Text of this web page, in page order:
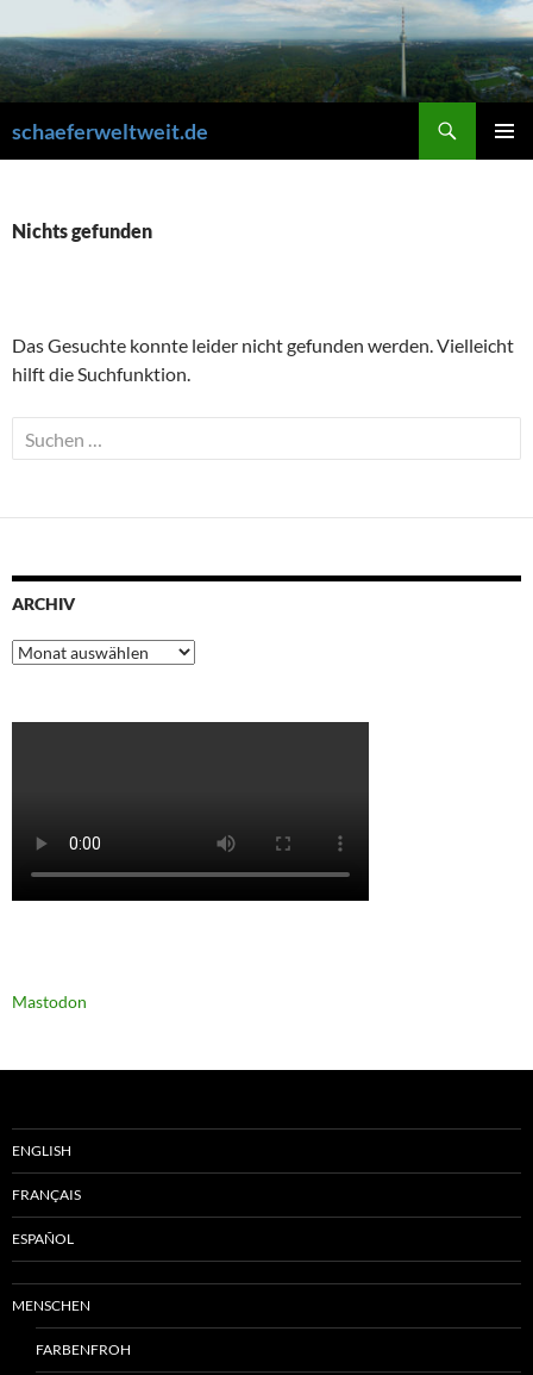
Inhalt
springen
schaeferweltweit.de
Nichts gefunden
Das Gesuchte konnte leider nicht gefunden werden. Vielleicht
hilft die Suchfunktion.
Suchen
nach:
ARCHIV
Archiv
Mastodon
ENGLISH
FRANÇAIS
ESPAÑOL
MENSCHEN
FARBENFROH